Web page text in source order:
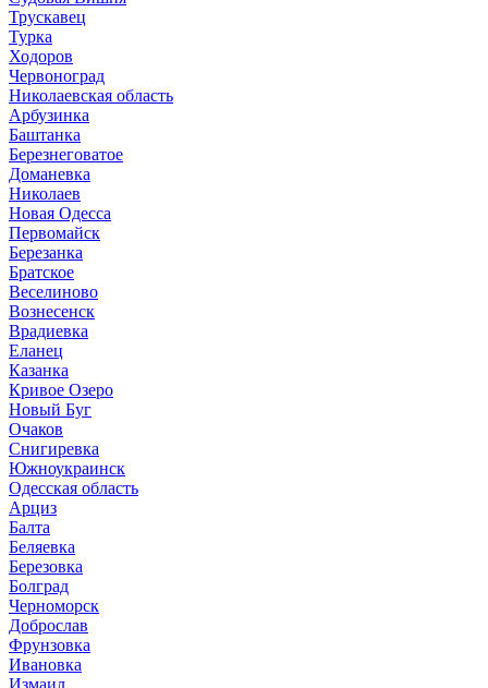
Трускавец
Турка
Ходоров
Червоноград
Николаевская область
Арбузинка
Баштанка
Березнеговатое
Доманевка
Николаев
Новая Одесса
Первомайск
Березанка
Братское
Веселиново
Вознесенск
Врадиевка
Еланец
Казанка
Кривое Озеро
Новый Буг
Очаков
Снигиревка
Южноукраинск
Одесская область
Арциз
Балта
Беляевка
Березовка
Болград
Черноморск
Доброслав
Фрунзовка
Ивановка
Измаил